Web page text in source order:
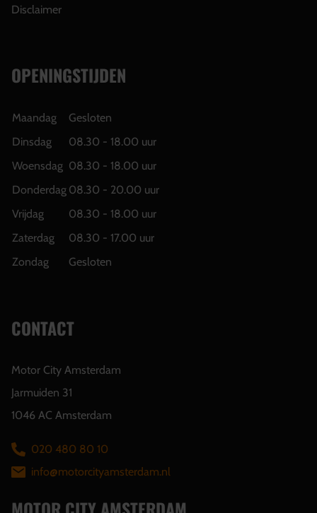
Disclaimer
OPENINGSTIJDEN
Maandag
Gesloten
Dinsdag
08.30 - 18.00 uur
Woensdag 08.30 - 18.00 uur
Donderdag 08.30 - 20.00 uur
Vrijdag
08.30 - 18.00 uur
Zaterdag
08.30 - 17.00 uur
Zondag
Gesloten
CONTACT
Motor City Amsterdam
Jarmuiden 31
1046 AC Amsterdam
020 480 80 10
info@motorcityamsterdam.nl